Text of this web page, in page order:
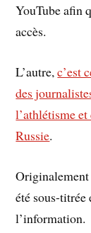
YouTube afin
accès.
L’autre,c’est
des
l’athlétisme
Russie.
Originalement
été sous-
l’information.